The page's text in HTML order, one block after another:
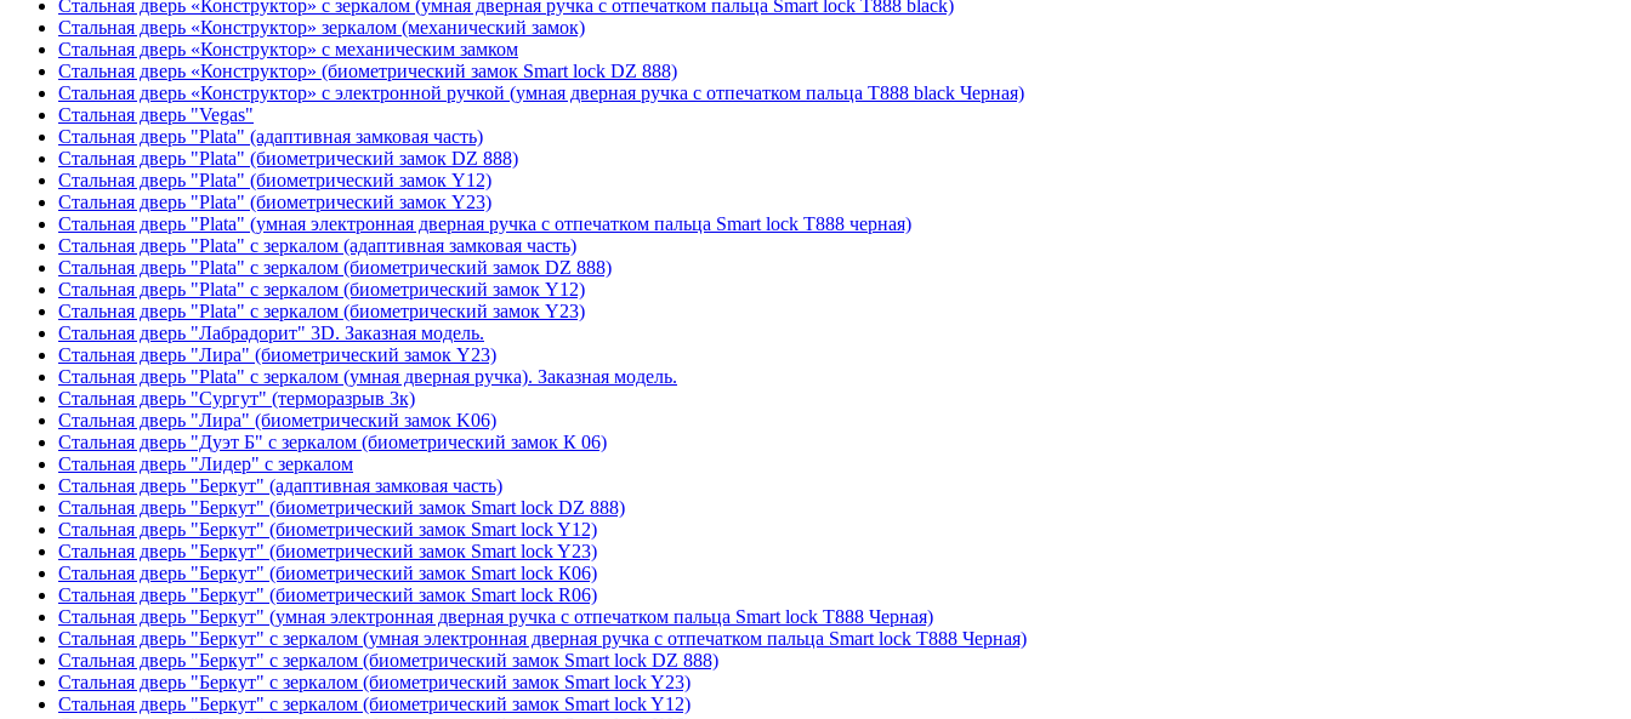
Стальная дверь «Конструктор» с зеркалом (умная дверная ручка с отпечатком пальца Smart lock T888 black)
Стальная дверь «Конструктор» зеркалом (механический замок)
Стальная дверь «Конструктор» с механическим замком
Стальная дверь «Конструктор» (биометрический замок Smart lock DZ 888)
Стальная дверь «Конструктор» с электронной ручкой (умная дверная ручка с отпечатком пальца T888 black Черная)
Стальная дверь "Vegas"
Стальная дверь "Plata" (адаптивная замковая часть)
Стальная дверь "Plata" (биометрический замок DZ 888)
Стальная дверь "Plata" (биометрический замок Y12)
Стальная дверь "Plata" (биометрический замок Y23)
Стальная дверь "Plata" (умная электронная дверная ручка с отпечатком пальца Smart lock T888 черная)
Стальная дверь "Plata" с зеркалом (адаптивная замковая часть)
Стальная дверь "Plata" с зеркалом (биометрический замок DZ 888)
Стальная дверь "Plata" с зеркалом (биометрический замок Y12)
Стальная дверь "Plata" с зеркалом (биометрический замок Y23)
Стальная дверь "Лабрадорит" 3D. Заказная модель.
Стальная дверь "Лира" (биометрический замок Y23)
Стальная дверь "Plata" с зеркалом (умная дверная ручка). Заказная модель.
Стальная дверь "Сургут" (терморазрыв 3к)
Стальная дверь "Лира" (биометрический замок K06)
Стальная дверь "Дуэт Б" с зеркалом (биометрический замок К 06)
Стальная дверь "Лидер" с зеркалом
Стальная дверь "Беркут" (адаптивная замковая часть)
Стальная дверь "Беркут" (биометрический замок Smart lock DZ 888)
Стальная дверь "Беркут" (биометрический замок Smart lock Y12)
Стальная дверь "Беркут" (биометрический замок Smart lock Y23)
Стальная дверь "Беркут" (биометрический замок Smart lock К06)
Стальная дверь "Беркут" (биометрический замок Smart lock R06)
Стальная дверь "Беркут" (умная электронная дверная ручка с отпечатком пальца Smart lock T888 Черная)
Стальная дверь "Беркут" с зеркалом (умная электронная дверная ручка с отпечатком пальца Smart lock T888 Черная)
Стальная дверь "Беркут" с зеркалом (биометрический замок Smart lock DZ 888)
Стальная дверь "Беркут" с зеркалом (биометрический замок Smart lock Y23)
Стальная дверь "Беркут" с зеркалом (биометрический замок Smart lock Y12)